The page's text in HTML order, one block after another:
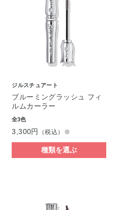
ジルスチュアート
ブルーミングラッシュ フィ
ルムカーラー
全3色
3,300円 （税込）※
種類を選ぶ